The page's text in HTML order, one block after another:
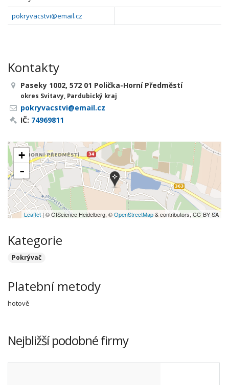
pokryvacstvi@email.cz
Kontakty
Paseky 1002, 572 01 Polička-Horní Předměstí
okres Svitavy, Pardubický kraj
pokryvacstvi@email.cz
IČ: 74969811
+
-
Leaflet | © GIScience Heidelberg, ©OpenStreetMap& contributors, CC-BY-SA
Kategorie
Pokrývač
Platební metody
hotově
Nejbližší podobné firmy